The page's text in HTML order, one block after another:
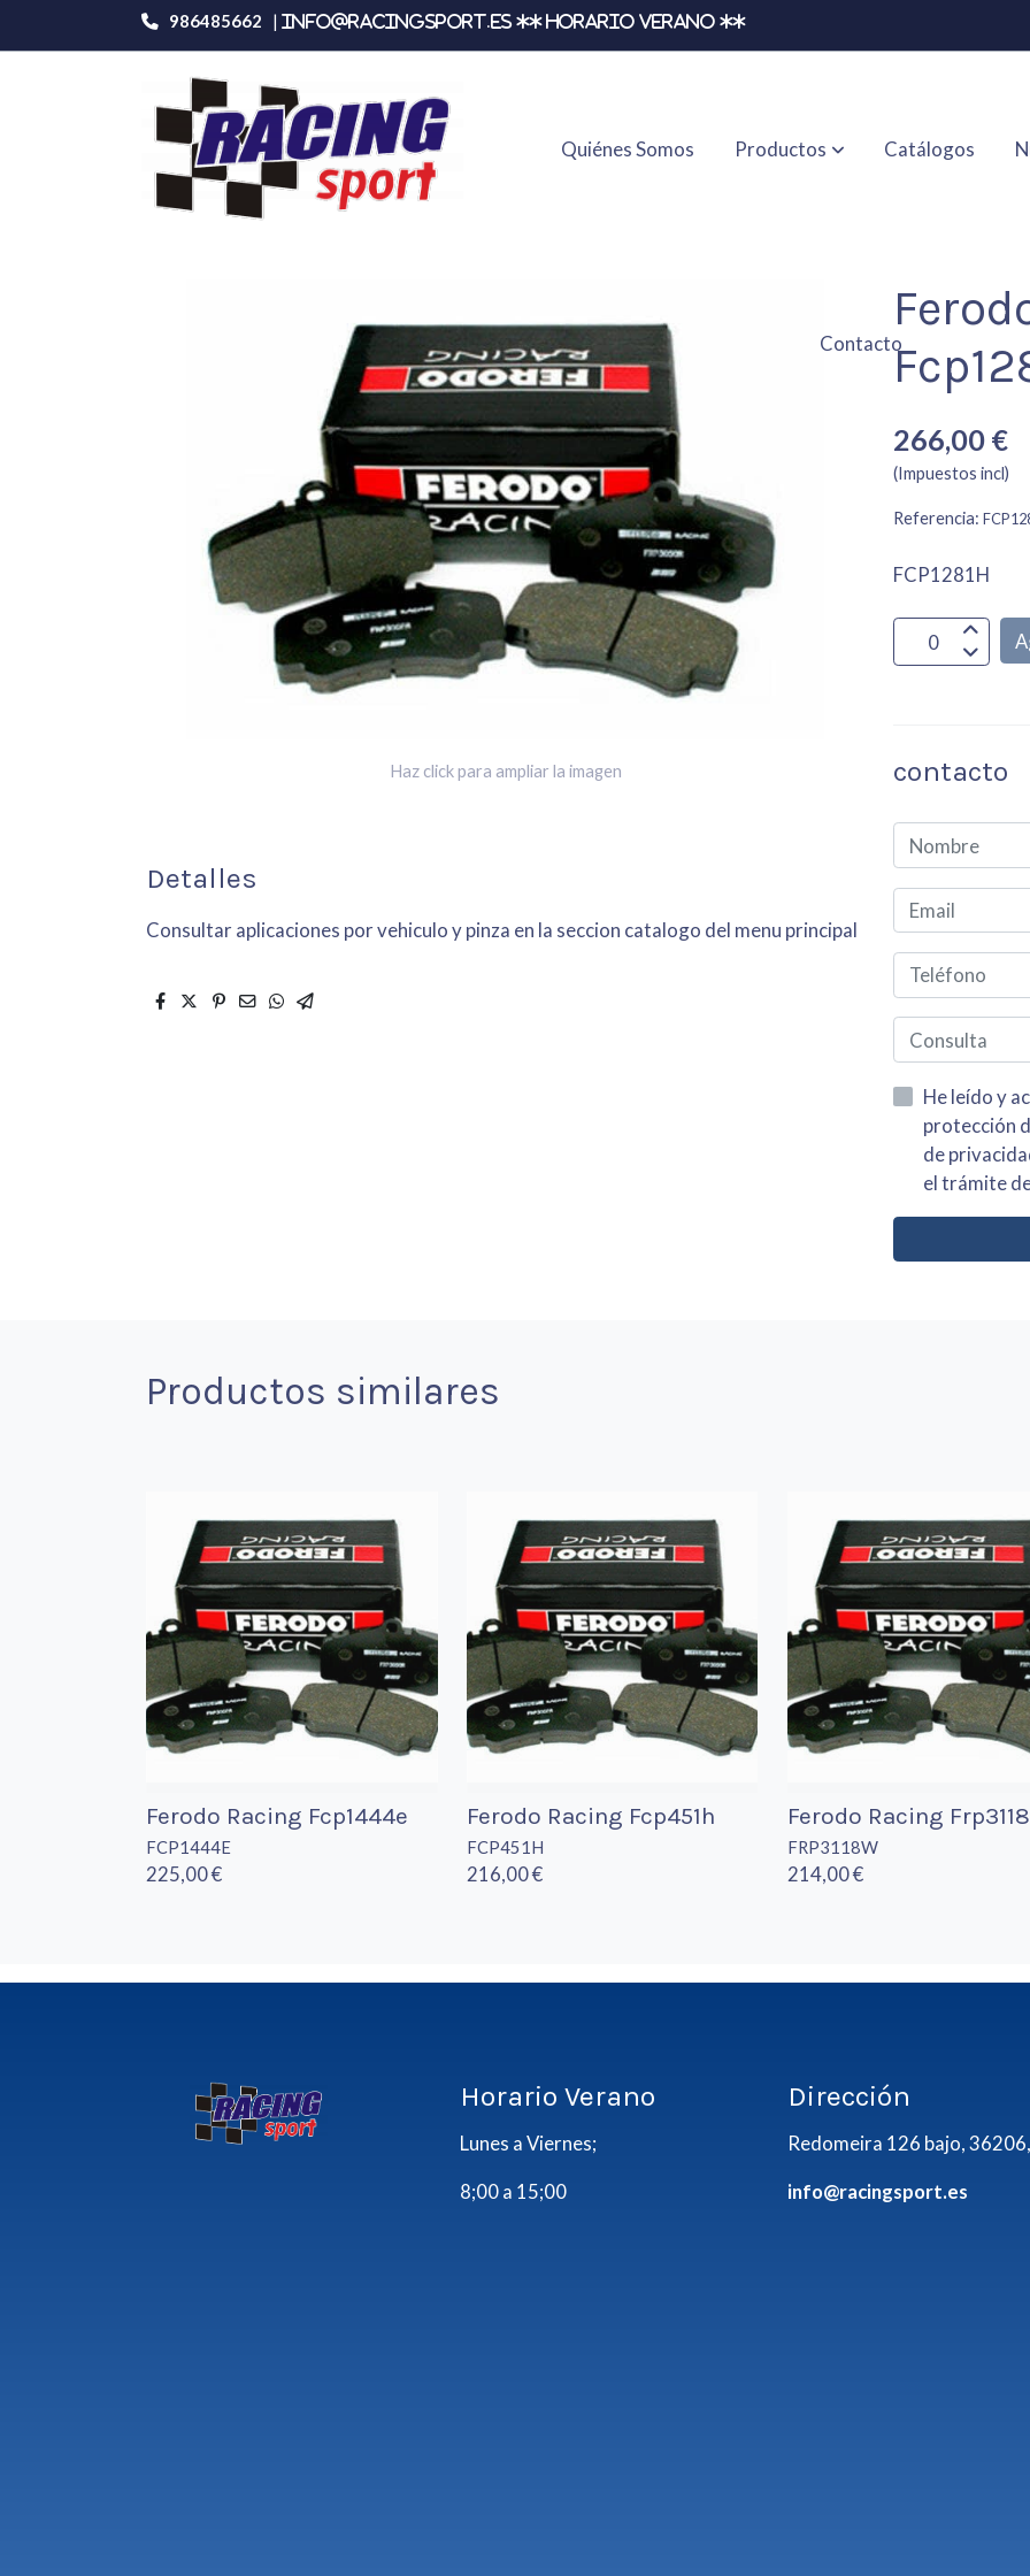
986485662 | info@racingsport.es ** HORARIO VERANO **
Quiénes Somos Productos Catálogos
Contacto
Productos Ferodo Racing Fcp1281h
Haz click para ampliar la imagen
Detalles
Consultar aplicaciones por vehiculo y pinza en la seccion catalogo del menu principal
266,00 €
(Impuestos incl)
Referencia:
FCP1281H
contacto
He leído y acepto la
protección de datos asi como el
de privacidad y acepto el tratamiento de mis
el trámite
Productos similares
Ferodo Racing Fcp1444e
FCP1444E
225,00 €
Ferodo Racing Fcp451h
FCP451H
216,00 €
Ferodo Racing
FRP3118W
214,00 €
Horario Verano
Lunes a Viernes;
8;00 a 15;00
Dirección
Redomeira 126 bajo,
info@racingsport.es